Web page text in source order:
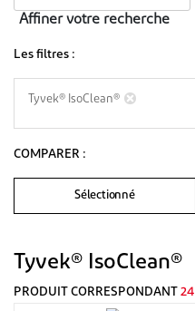
Affiner votre recherche
Les filtres :
Tyvek® IsoClean®
COMPARER :
Sélectionné
Tyvek® IsoClean®
PRODUIT CORRESPONDANT 24